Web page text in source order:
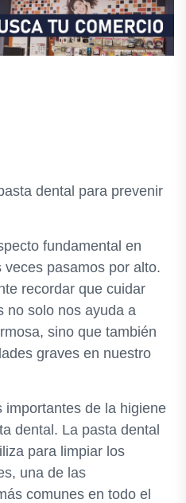
dental para prevenir
fundamental en
pasamos por alto.
recordar que cuidar
no solo nos ayuda a
sino que también
graves en nuestro
importantes de la higiene
dental. La pasta dental
para limpiar los
una de las
comunes en todo el